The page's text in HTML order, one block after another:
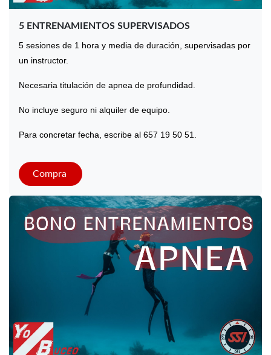
5 ENTRENAMIENTOS SUPERVISADOS
5 sesiones de 1 hora y media de duración, supervisadas por
un instructor.
Necesaria titulación de apnea de profundidad.
No incluye seguro ni alquiler de equipo.
Para concretar fecha, escribe al 657 19 50 51.
Compra